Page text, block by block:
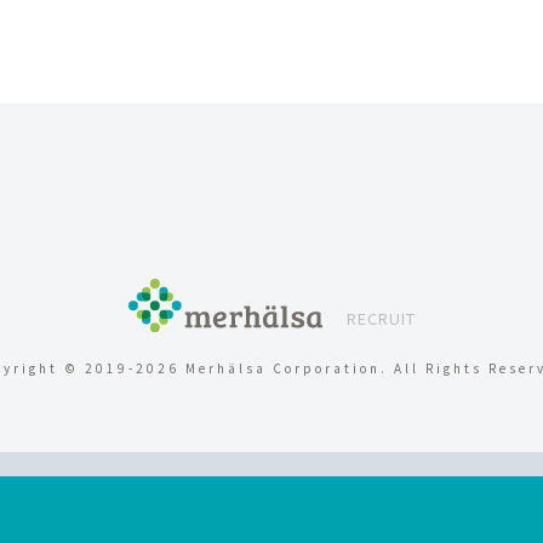
RECRUIT
© 2019-2026 Merhälsa Corporation. All Rights